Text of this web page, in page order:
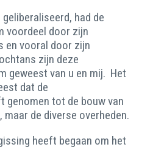
had de
voordeel door zijn
en vooral door zijn
zijn deze
geweest van u en mij. Het
dat de
genomen tot de bouw van
maar de diverse overheden.
heeft begaan om het